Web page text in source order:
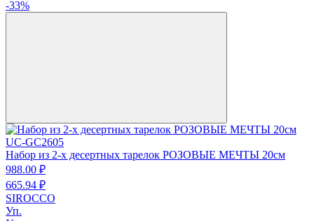
-33%
UC-GC2605
Набор из 2-х десертных тарелок РОЗОВЫЕ МЕЧТЫ 20см
988.00 ₽
665.94 ₽
SIROCCO
Уп.